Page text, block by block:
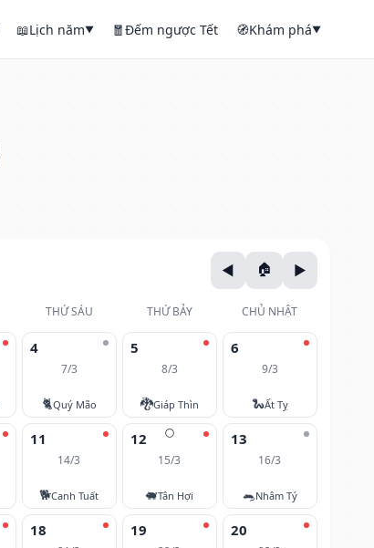
📖Lịch năm▼ 🧧Đếm ngược Tết 🧭Khám phá▼
THỨ SÁU THỨ BẢY CHỦ NHẬT
4
7/3
🐈Quý Mão
5
8/3
🐉Giáp Thìn
6
9/3
🐍Ất Tỵ
11
14/3
🐕Canh Tuất
🌕
12
15/3
🐖Tân Hợi
13
16/3
🐀Nhâm Tý
18 19 20